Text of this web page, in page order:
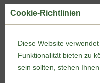
Cookie-Richtlinien
Diese Website
Funktionalität bieten zu
sein sollten, stehen